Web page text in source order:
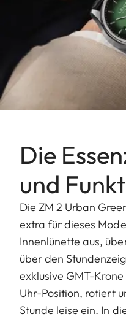
Die
und
Die ZM 2 Urban
extra für dieses
Innenlünette aus,
über den
exklusive GMT-
Uhr-Position, rotiert
Stunde leise ein. In